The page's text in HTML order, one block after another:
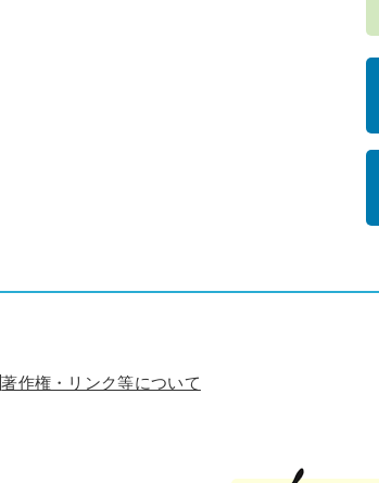
著作権・リンク等について